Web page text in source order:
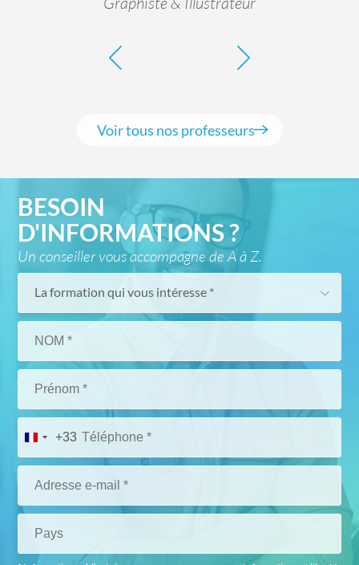
Voir tous nos professeurs
BESOIN
D'INFORMATIONS ?
Un conseiller vous accompagne de A à Z.
La formation qui vous intéresse *
+33